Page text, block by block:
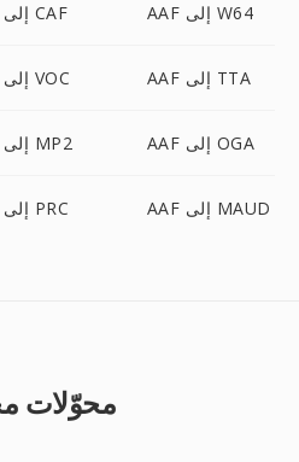
AAF إلى CAF AAF إلى W64
AAF إلى VOC AAF إلى TTA
AAF إلى MP2 AAF إلى OGA
AAF إلى PRC AAF إلى MAUD
محوّلات